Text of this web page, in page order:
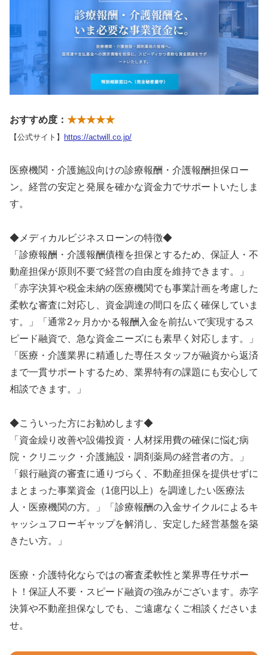
おすすめ度： ★★★★★
【公式サイト】 https://actwill.co.jp/
医療機関・介護施設向けの診療報酬・介護報酬担保ロー
ン。経営の安定と発展を確かな資金力でサポートいたしま
す。
◆メディカルビジネスローンの特徴◆
「診療報酬・介護報酬債権を担保とするため、保証人・不
動産担保が原則不要で経営の自由度を維持できます。」
「赤字決算や税金未納の医療機関でも事業計画を考慮した
柔軟な審査に対応し、資金調達の間口を広く確保していま
す。」「通常2ヶ月かかる報酬入金を前払いで実現するス
ピード融資で、急な資金ニーズにも素早く対応します。」
「医療・介護業界に精通した専任スタッフが融資から返済
まで一貫サポートするため、業界特有の課題にも安心して
相談できます。」
◆こういった方にお勧めします◆
「資金繰り改善や設備投資・人材採用費の確保に悩む病
院・クリニック・介護施設・調剤薬局の経営者の方。」
「銀行融資の審査に通りづらく、不動産担保を提供せずに
まとまった事業資金（1億円以上）を調達したい医療法
人・医療機関の方。」「診療報酬の入金サイクルによるキ
ャッシュフローギャップを解消し、安定した経営基盤を築
きたい方。」
医療・介護特化ならではの審査柔軟性と業界専任サポー
ト！保証人不要・スピード融資の強みがございます。赤字
決算や不動産担保なしでも、ご遠慮なくご相談くださいま
せ。